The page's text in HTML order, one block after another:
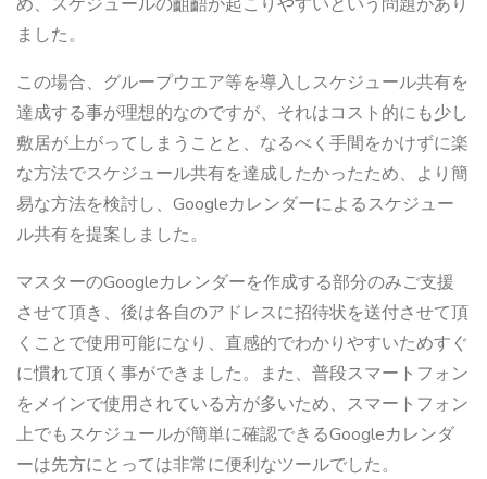
ました。
この場合、グループウエア等を導入しスケジュール共有を
達成する事が理想的なのですが、それはコスト的にも少し
敷居が上がってしまうことと、なるべく手間をかけずに楽
な方法でスケジュール共有を達成したかったため、より簡
易な方法を検討し、Googleカレンダーによるスケジュー
ル共有を提案しました。
マスターのGoogleカレンダーを作成する部分のみご支援
させて頂き、後は各自のアドレスに招待状を送付させて頂
くことで使用可能になり、直感的でわかりやすいためすぐ
に慣れて頂く事ができました。また、普段スマートフォン
をメインで使用されている方が多いため、スマートフォン
上でもスケジュールが簡単に確認できるGoogleカレンダ
ーは先方にとっては非常に便利なツールでした。